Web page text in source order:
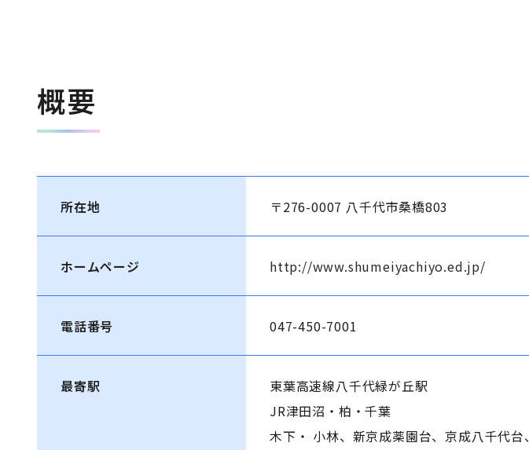
概要
所在地 〒276-0007 八千代市桑橋803
ホームページ http://www.shumeiyachiyo.ed.jp/
電話番号 047-450-7001
最寄駅
東葉高速線八千代緑が丘駅
JR津田沼・柏・千葉
木下・ 小林、新京成薬園台、京成八千代台、